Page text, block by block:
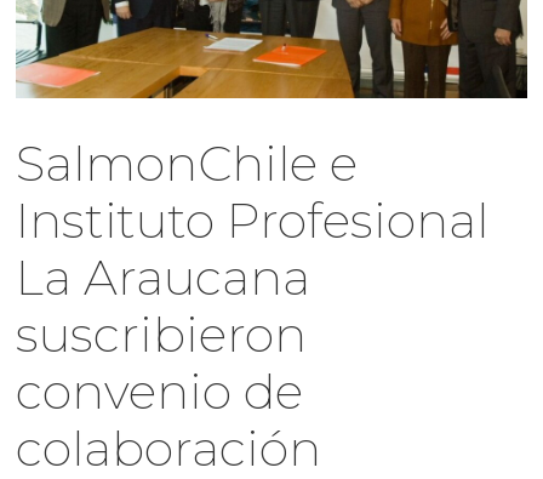
SalmonChile e
Instituto Profesional
La Araucana
suscribieron
convenio de
colaboración